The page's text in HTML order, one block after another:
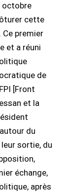
octobre
cette
Ce premier
et a réuni
de
[Front
et la
du
sortie, du
échange,
après